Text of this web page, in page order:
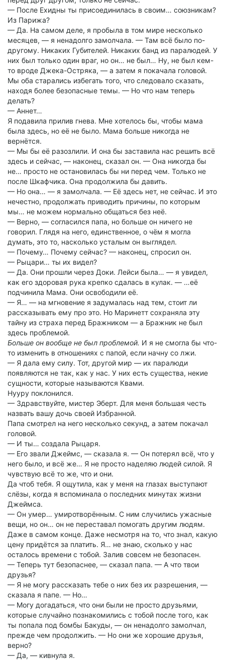
— После Ехидны ты присоединилась в своим… союзникам?
Из Парижа?
— Да. На самом деле, я пробыла в том мире несколько
месяцев, — я ненадолго замолчала. — Там всё было по-
другому. Никаких Губителей. Никаких банд из паралюдей. У
них был только один враг, но он… не был… Ну, не был кем-
то вроде Джека-Остряка, — а затем я покачала головой.
Мы оба старались избегать того, что следовало сказать,
находя более безопасные темы. — Но что нам теперь
делать?
— Аннет…
Я подавила прилив гнева. Мне хотелось бы, чтобы мама
была здесь, но её не было. Мама больше никогда не
вернётся.
— Мы бы её разозлили. И она бы заставила нас решить всё
здесь и сейчас, — наконец, сказал он. — Она никогда бы
не… просто не остановилась бы ни перед чем. Только не
после Шкафчика. Она продолжила бы давить.
— Но она… — я замолчала. — Её здесь нет, не сейчас. И это
нечестно, продолжать приводить причины, по которым
мы… не можем нормально общаться без неё.
— Верно, — согласился папа, но больше он ничего не
говорил. Глядя на него, единственное, о чём я могла
думать, это то, насколько усталым он выглядел.
— Почему… Почему сейчас? — наконец, спросил он.
— Рыцари… ты их видел?
— Да. Они прошли через Доки. Лейси была… — я увидел,
как его здоровая рука крепко сдалась в кулак. — …её
подчинила Мама. Они освободили её.
— Я… — на мгновение я задумалась над тем, стоит ли
рассказывать ему про это. Но Маринетт сохраняла эту
тайну из страха перед Бражником — а Бражник не был
здесь проблемой.
Больше он вообще не был проблемой. И я не смогла бы что-
то изменить в отношениях с папой, если начну со лжи.
— Я дала ему силу. Тот, другой мир — их паралюди
появляются не так, как у нас. У них есть существа, некие
сущности, которые называются Квами.
Нууру поклонился.
— Здравствуйте, мистер Эберт. Для меня большая честь
назвать вашу дочь своей Избранной.
Папа смотрел на него несколько секунд, а затем покачал
головой.
— И ты… создала Рыцаря.
— Его звали Джеймс, — сказала я. — Он потерял всё, что у
него было, и всё же… Я не просто наделяю людей силой. Я
чувствую всё то же, что и они.
Да чтоб тебя. Я ощутила, как у меня на глазах выступают
слёзы, когда я вспоминала о последних минутах жизни
Джеймса.
— Он умер… умиротворённым. С ним случились ужасные
вещи, но он… он не переставал помогать другим людям.
Даже в самом конце. Даже несмотря на то, что знал, какую
цену придётся за платить. Я… не знаю, сколько у нас
осталось времени с тобой. Залив совсем не безопасен.
— Теперь тут безопаснее, — сказал папа. — А что твои
друзья?
— Я не могу рассказать тебе о них без их разрешения, —
сказала я папе. — Но…
— Могу догадаться, что они были не просто друзьями,
которые случайно познакомились с тобой после того, как
ты попала под бомбы Бакуды, — он ненадолго замолчал,
прежде чем продолжить. — Но они же хорошие друзья,
верно?
— Да, — кивнула я.